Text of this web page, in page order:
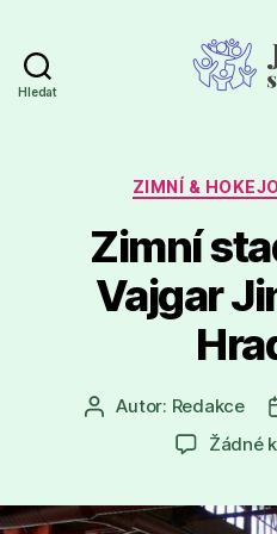
Hledat
ZIMNÍ &
Zimní
Vajgar
Autor
příspěvku
Autor: Redakce
Žádné